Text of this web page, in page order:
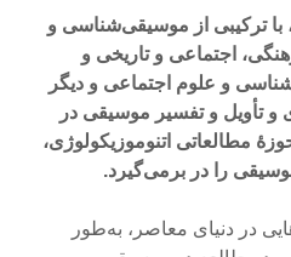
با ترکیبی از موسیقی‌شناسی و
اجتماعی و تاریخی و
و علوم اجتماعی و دیگر
تأویل و تفسیر موسیقی در
مطالعاتی اتنوموزیکولوژی،
را در برمی‌گیرد.
در دنیای معاصر، به‌طور